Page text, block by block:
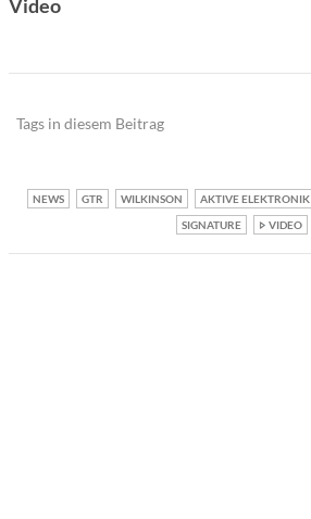
Video
Tags in diesem Beitrag
NEWS GTR WILKINSON AKTIVE ELEKTRONIK
SIGNATURE
VIDEO